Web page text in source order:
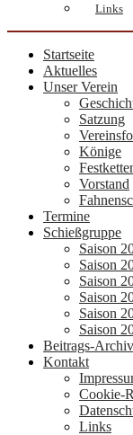
Links
Startseite
Aktuelles
Unser Verein
Satzung
Könige
Vorstand
Termine
Schießgruppe
Saison
Saison
Saison
Saison
Saison
Saison
Beitrags-Archiv
Kontakt
Cookie-
Links